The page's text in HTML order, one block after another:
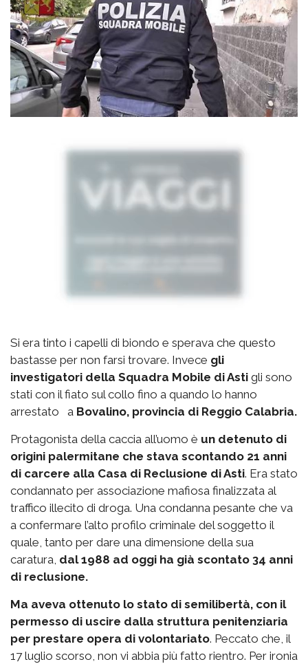
Si era tinto i capelli di biondo e sperava che questo
bastasse per non farsi trovare. Invece gli
investigatori della Squadra Mobile di Asti gli sono
stati con il fiato sul collo fino a quando lo hanno
arrestato a Bovalino, provincia di Reggio Calabria.
Protagonista della caccia all’uomo è un detenuto di
origini palermitane che stava scontando 21 anni
di carcere alla Casa di Reclusione di Asti. Era stato
condannato per associazione mafiosa finalizzata al
traffico illecito di droga. Una condanna pesante che va
a confermare l’alto profilo criminale del soggetto il
quale, tanto per dare una dimensione della sua
caratura, dal 1988 ad oggi ha già scontato 34 anni
di reclusione.
Ma aveva ottenuto lo stato di semilibertà, con il
permesso di uscire dalla struttura penitenziaria
per prestare opera di volontariato. Peccato che, il
17 luglio scorso, non vi abbia più fatto rientro. Per ironia